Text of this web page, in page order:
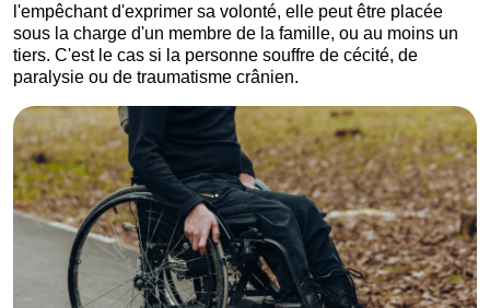
l'empêchant d'exprimer sa volonté, elle peut être placée
sous la charge d'un membre de la famille, ou au moins un
tiers. C'est le cas si la personne souffre de cécité, de
paralysie ou de traumatisme crânien.